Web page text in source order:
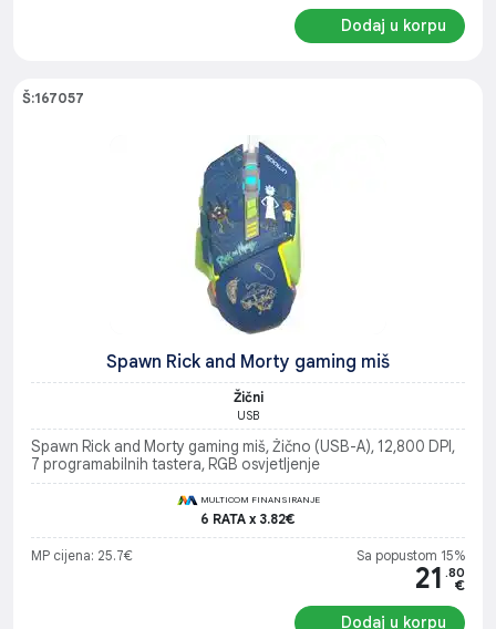
Dodaj u korpu
Š:167057
Spawn Rick and Morty gaming miš
Žični
USB
Spawn Rick and Morty gaming miš, Žično (USB-A), 12,800 DPI,
7 programabilnih tastera, RGB osvjetljenje
MULTICOM FINANSIRANJE
6 RATA x 3.82€
MP cijena: 25.7€ Sa popustom 15%
21 .80
€
Dodaj u korpu